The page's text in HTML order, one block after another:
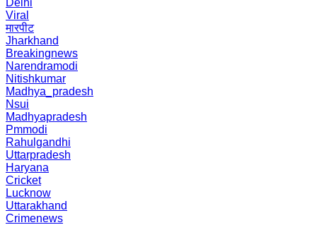
Delhi
Viral
मारपीट
Jharkhand
Breakingnews
Narendramodi
Nitishkumar
Madhya_pradesh
Nsui
Madhyapradesh
Pmmodi
Rahulgandhi
Uttarpradesh
Haryana
Cricket
Lucknow
Uttarakhand
Crimenews